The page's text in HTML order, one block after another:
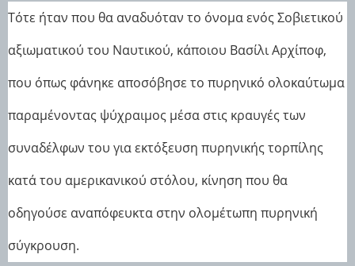
Τότε ήταν που θα αναδυόταν το όνομα ενός Σοβιετικού
αξιωματικού του Ναυτικού, κάποιου Βασίλι Αρχίποφ,
που όπως φάνηκε αποσόβησε το πυρηνικό ολοκαύτωμα
παραμένοντας ψύχραιμος μέσα στις κραυγές των
συναδέλφων του για εκτόξευση πυρηνικής τορπίλης
κατά του αμερικανικού στόλου, κίνηση που θα
οδηγούσε αναπόφευκτα στην ολομέτωπη πυρηνική
σύγκρουση.